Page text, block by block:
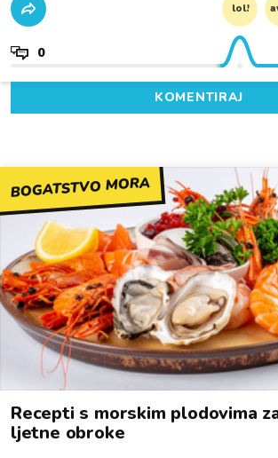
lol!
0
KOMENTIRAJ
BOGATSTVO MORA
Recepti s morskim plodovima
ljetne obroke